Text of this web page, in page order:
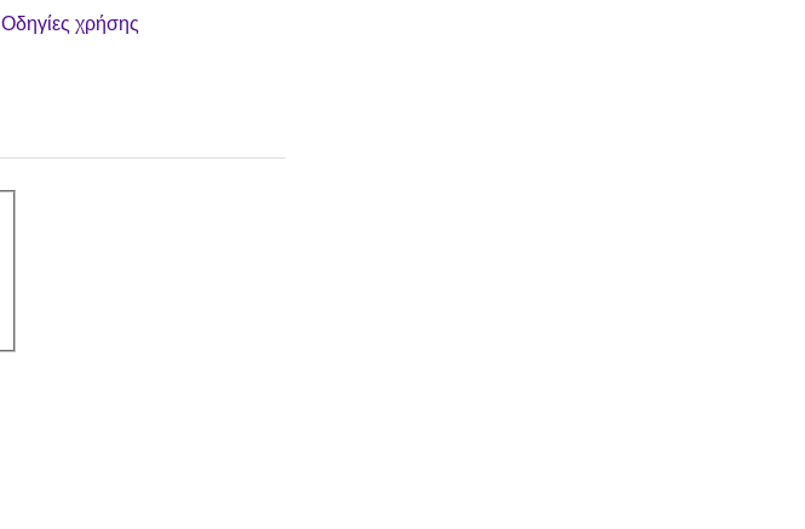
Οδηγίες χρήσης